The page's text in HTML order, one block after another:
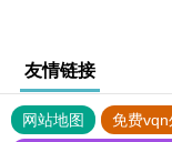
友情链接
网站地图 免费vqn